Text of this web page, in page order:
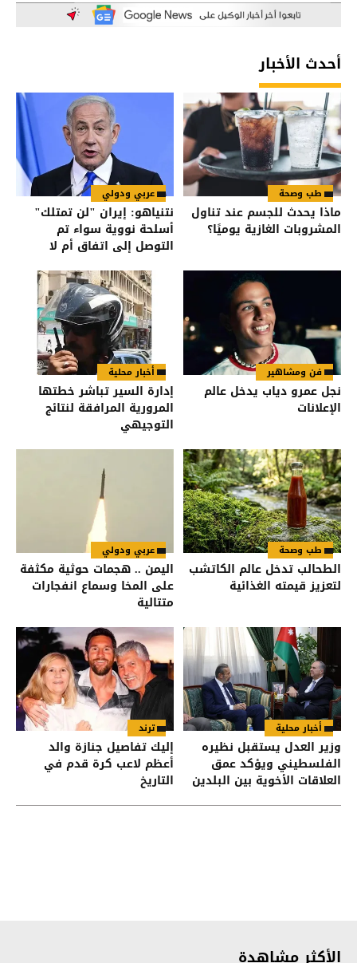
أحدث الأخبار
طب وصحة
ماذا يحدث للجسم عند تناول
المشروبات الغازية يوميًا؟
عربي ودولي
نتنياهو: إيران "لن تمتلك"
أسلحة نووية سواء تم
التوصل إلى اتفاق أم لا
فن ومشاهير
نجل عمرو دياب يدخل عالم
الإعلانات
أخبار محلية
إدارة السير تباشر خطتها
المرورية المرافقة لنتائج
التوجيهي
طب وصحة
الطحالب تدخل عالم الكاتشب
لتعزيز قيمته الغذائية
عربي ودولي
اليمن .. هجمات حوثية مكثفة
على المخا وسماع انفجارات
متتالية
أخبار محلية
وزير العدل يستقبل نظيره
الفلسطيني ويؤكد عمق
العلاقات الأخوية بين البلدين
ترند
إليك تفاصيل جنازة والد
أعظم لاعب كرة قدم في
التاريخ